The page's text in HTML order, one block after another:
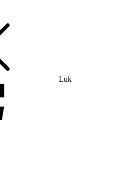
Luk